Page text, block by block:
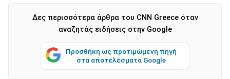
Δες περισσότερα άρθρα του CNN Greece όταν
αναζητάς ειδήσεις στην Google
Προσθήκη ως προτιμώμενη πηγή
στα αποτελέσματα Google